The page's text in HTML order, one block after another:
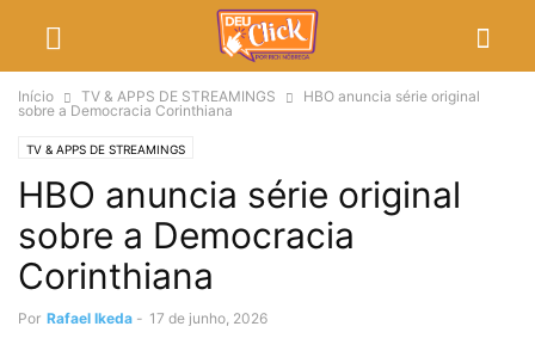
Início TV & APPS DE STREAMINGS
HBO anuncia série original
sobre a Democracia Corinthiana
TV & APPS DE STREAMINGS
HBO anuncia série original
sobre a Democracia
Corinthiana
Por Rafael Ikeda - 17 de junho, 2026